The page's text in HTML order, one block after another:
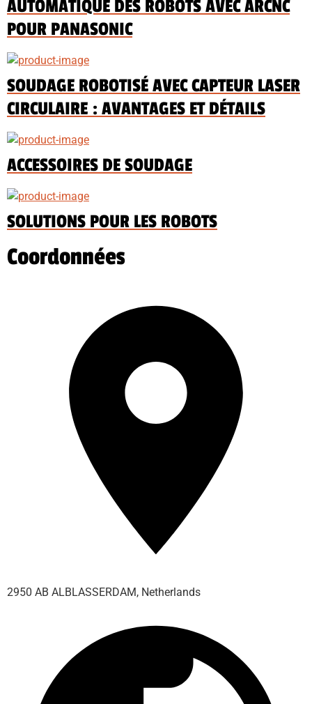
AUTOMATIQUE DES ROBOTS AVEC ARCNC
POUR PANASONIC
SOUDAGE ROBOTISÉ AVEC CAPTEUR LASER
CIRCULAIRE : AVANTAGES ET DÉTAILS
ACCESSOIRES DE SOUDAGE
SOLUTIONS POUR LES ROBOTS
Coordonnées
2950 AB ALBLASSERDAM, Netherlands